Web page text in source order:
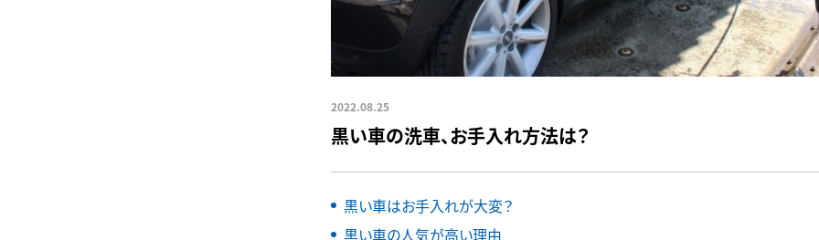
2022.08.25
黒い車の洗車、お手入れ方法は？
黒い車はお手入れが大変？
黒い車の人気が高い理由